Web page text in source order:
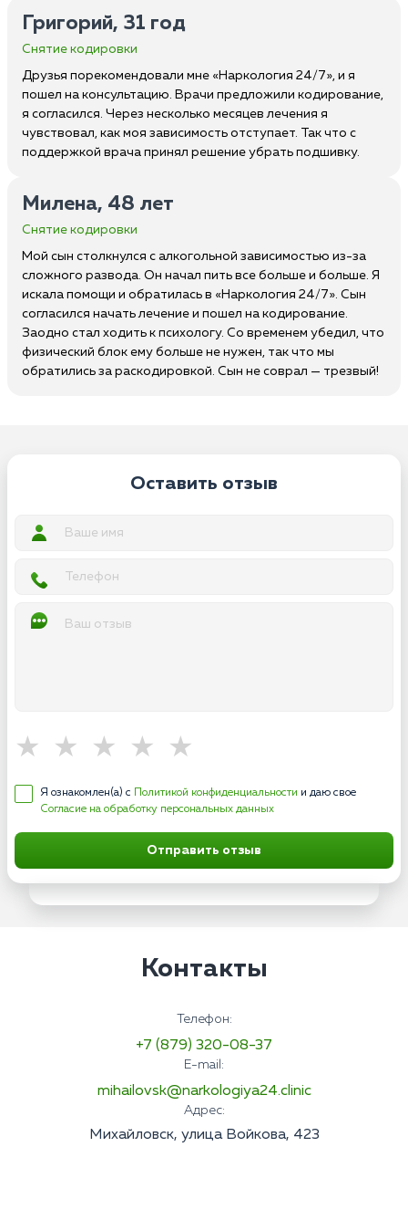
Григорий, 31 год
Снятие кодировки
Друзья порекомендовали мне «Наркология 24/7», и я
пошел на консультацию. Врачи предложили кодирование,
я согласился. Через несколько месяцев лечения я
чувствовал, как моя зависимость отступает. Так что с
поддержкой врача принял решение убрать подшивку.
Милена, 48 лет
Снятие кодировки
Мой сын столкнулся с алкогольной зависимостью из-за
сложного развода. Он начал пить все больше и больше. Я
искала помощи и обратилась в «Наркология 24/7». Сын
согласился начать лечение и пошел на кодирование.
Заодно стал ходить к психологу. Со временем убедил, что
физический блок ему больше не нужен, так что мы
обратились за раскодировкой. Сын не соврал — трезвый!
Оставить отзыв
Я ознакомлен(а) с Политикой конфиденциальности и даю свое
Согласие на обработку персональных данных
Отправить отзыв
Контакты
Телефон:
+7 (879) 320-08-37
E-mail:
mihailovsk@narkologiya24.clinic
Адрес:
Михайловск, улица Войкова, 423